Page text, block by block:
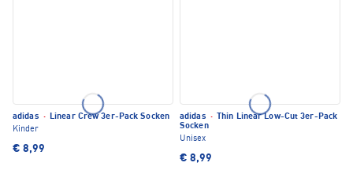
adidas · Linear Crew 3er-Pack Socken
Kinder
€ 8,99
adidas ·
Thin Linear Low-Cut 3er-Pack
Socken
Unisex
€ 8,99